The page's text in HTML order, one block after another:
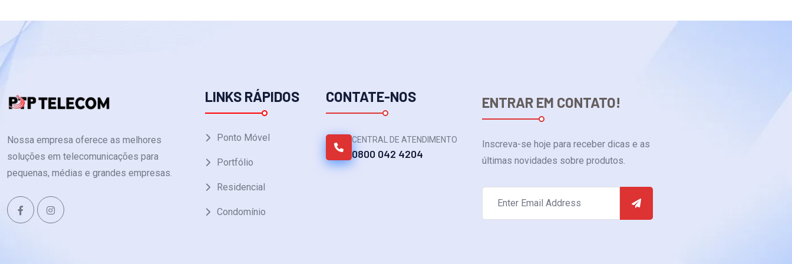
Nossa empresa oferece as melhores
soluções em telecomunicações para
pequenas, médias e grandes empresas.
LINKS RÁPIDOS
Ponto Móvel
Portfólio
Residencial
Condomínio
CONTATE-NOS
CENTRAL DE ATENDIMENTO
0800 042 4204
ENTRAR EM CONTATO!
Inscreva-se hoje para receber dicas e as
últimas novidades sobre produtos.